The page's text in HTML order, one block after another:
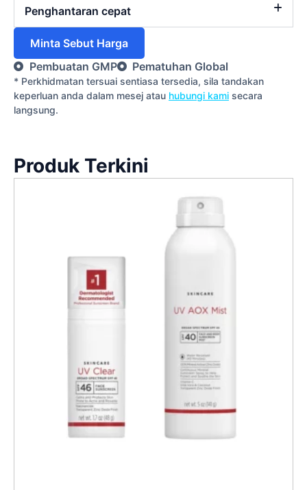
Penghantaran cepat
Minta Sebut Harga
Pembuatan GMP
Pematuhan Global
* Perkhidmatan tersuai sentiasa tersedia, sila tandakan
keperluan anda dalam mesej atau hubungi kami secara
langsung.
Produk Terkini